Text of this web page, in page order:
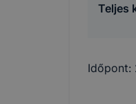
Teljes
Időpont: